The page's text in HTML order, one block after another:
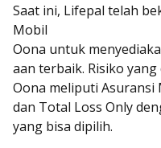
Saat ini, Lifepal telah
Mobil
Oona untuk
aan terbaik. Risiko
Oona meliputi Asuransi
dan Total Loss Only
yang bisa dipilih.